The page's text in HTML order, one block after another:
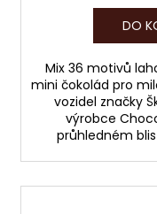
DO
Mix 36 motivů
mini čokolád pro
vozidel značky
výrobce
průhledném